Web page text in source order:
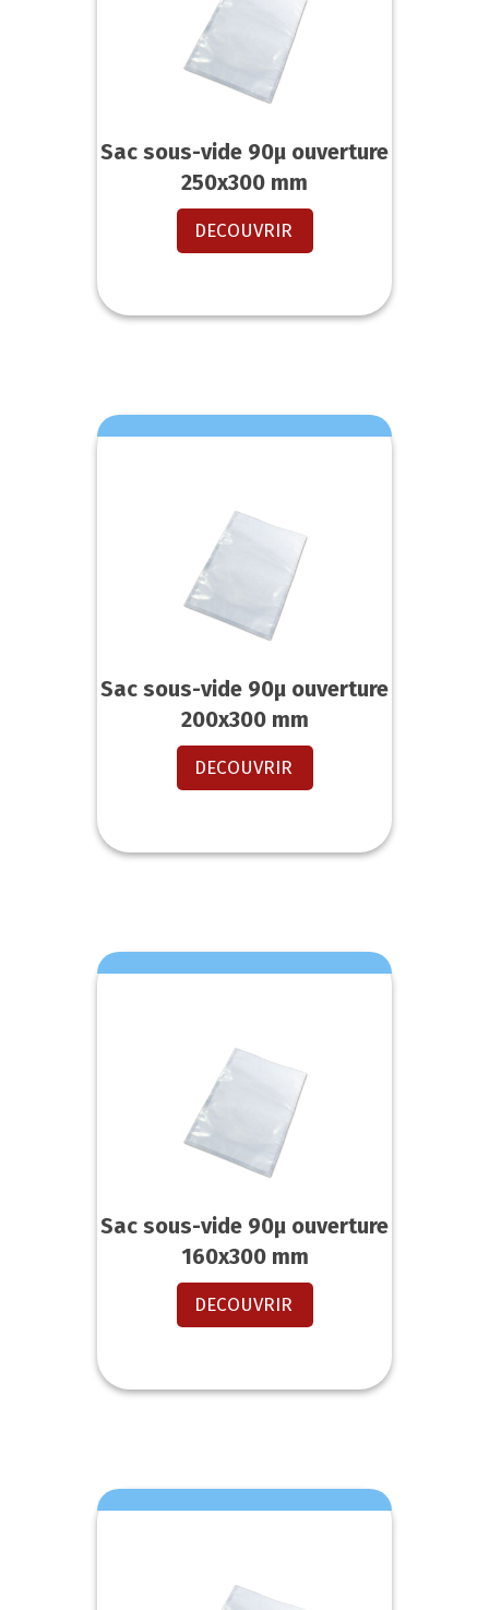
Sac sous-vide 90µ ouverture
250x300 mm
DECOUVRIR
Sac sous-vide 90µ ouverture
200x300 mm
DECOUVRIR
Sac sous-vide 90µ ouverture
160x300 mm
DECOUVRIR